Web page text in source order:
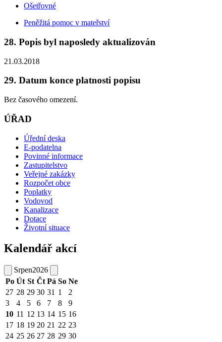
Ošetřovné
Peněžitá pomoc v mateřství
28. Popis byl naposledy aktualizován
21.03.2018
29. Datum konce platnosti popisu
Bez časového omezení.
ÚŘAD
Úřední deska
E-podatelna
Povinné informace
Zastupitelstvo
Veřejné zakázky
Rozpočet obce
Poplatky
Vodovod
Kanalizace
Dotace
Životní situace
Kalendář akcí
Srpen2026
Po Út St Čt Pá So Ne
27 28 29 30 31 1
2
3
4 5 6 7 8
9
10 11 12 13 14 15 16
17 18 19 20 21 22 23
24 25 26 27 28 29 30